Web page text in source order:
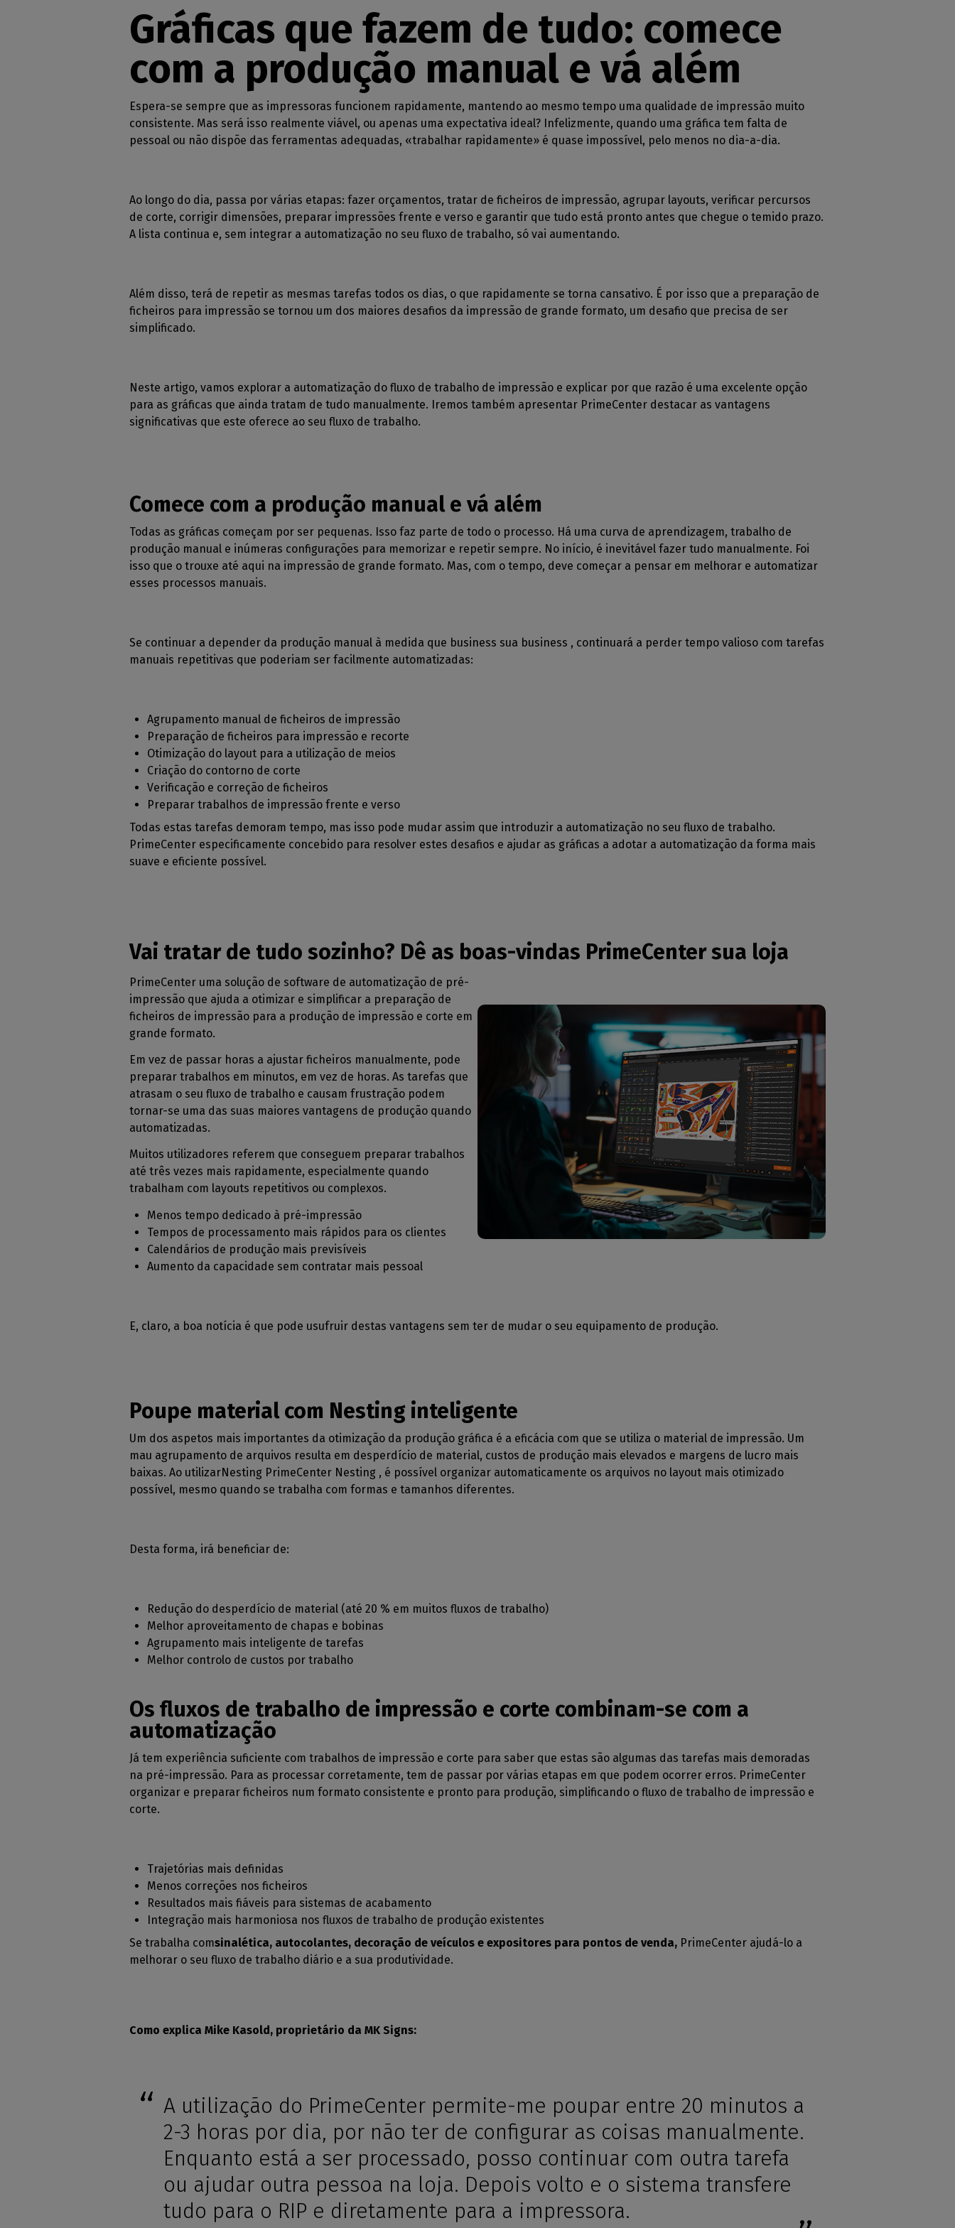
Módulos CalderaRIP
Conheça os módulos
CalderaRIP e as suas
poderosas vantagens
API REST do
CalderaConnect
A sua solução de API REST
RIP software para impressão
de DTF
Caldera Diretamente
DTG
GESTÃO DE SOFTWARE
CalderaDock
Gerir todas as suas soluções
Caldera
DELL computadores
Estações RIP pré-instaladas
para uma configuração fácil
cor
desporto
Decoração de casa
Decoração interior impressa
Impressão industrial
Gerir a sua produção
industrial
Poupança de tinta
Reduzir o consumo de tinta
Corte
Gerir fluxos de trabalho de
Automatização
Simplifique a sua produção
suportados
Verifique a compatibilidade
das suas impressoras e
máquinas de corte
Receba as nossas notícias
diretamente na sua caixa de
Gráficas que fazem de tudo: comece
com a produção manual e vá além
Espera-se sempre que as impressoras funcionem rapidamente, mantendo ao mesmo tempo uma qualidade de impressão muito
consistente. Mas será isso realmente viável, ou apenas uma expectativa ideal? Infelizmente, quando uma gráfica tem falta de
pessoal ou não dispõe das ferramentas adequadas, «trabalhar rapidamente» é quase impossível, pelo menos no dia-a-dia.
Ao longo do dia, passa por várias etapas: fazer orçamentos, tratar de ficheiros de impressão, agrupar layouts, verificar percursos
de corte, corrigir dimensões, preparar impressões frente e verso e garantir que tudo está pronto antes que chegue o temido prazo.
A lista continua e, sem integrar a automatização no seu fluxo de trabalho, só vai aumentando.
Além disso, terá de repetir as mesmas tarefas todos os dias, o que rapidamente se torna cansativo. É por isso que a preparação de
ficheiros para impressão se tornou um dos maiores desafios da impressão de grande formato, um desafio que precisa de ser
simplificado.
Neste artigo, vamos explorar a automatização do fluxo de trabalho de impressão e explicar por que razão é uma excelente opção
para as gráficas que ainda tratam de tudo manualmente. Iremos também apresentar PrimeCenter destacar as vantagens
significativas que este oferece ao seu fluxo de trabalho.
Comece com a produção manual e vá além
Todas as gráficas começam por ser pequenas. Isso faz parte de todo o processo. Há uma curva de aprendizagem, trabalho de
produção manual e inúmeras configurações para memorizar e repetir sempre. No início, é inevitável fazer tudo manualmente. Foi
isso que o trouxe até aqui na impressão de grande formato. Mas, com o tempo, deve começar a pensar em melhorar e automatizar
esses processos manuais.
Se continuar a depender da produção manual à medida que business sua business , continuará a perder tempo valioso com tarefas
manuais repetitivas que poderiam ser facilmente automatizadas:
Agrupamento manual de ficheiros de impressão
Preparação de ficheiros para impressão e recorte
Otimização do layout para a utilização de meios
Criação do contorno de corte
Verificação e correção de ficheiros
Preparar trabalhos de impressão frente e verso
Todas estas tarefas demoram tempo, mas isso pode mudar assim que introduzir a automatização no seu fluxo de trabalho.
PrimeCenter especificamente concebido para resolver estes desafios e ajudar as gráficas a adotar a automatização da forma mais
suave e eficiente possível.
Vai tratar de tudo sozinho? Dê as boas-vindas PrimeCenter sua loja
PrimeCenter uma solução de software de automatização de pré-
impressão que ajuda a otimizar e simplificar a preparação de
ficheiros de impressão para a produção de impressão e corte em
grande formato.
Em vez de passar horas a ajustar ficheiros manualmente, pode
preparar trabalhos em minutos, em vez de horas. As tarefas que
atrasam o seu fluxo de trabalho e causam frustração podem
tornar-se uma das suas maiores vantagens de produção quando
automatizadas.
Muitos utilizadores referem que conseguem preparar trabalhos
até três vezes mais rapidamente, especialmente quando
trabalham com layouts repetitivos ou complexos.
Menos tempo dedicado à pré-impressão
Tempos de processamento mais rápidos para os clientes
Calendários de produção mais previsíveis
Aumento da capacidade sem contratar mais pessoal
E, claro, a boa notícia é que pode usufruir destas vantagens sem ter de mudar o seu equipamento de produção.
Poupe material com Nesting inteligente
Um dos aspetos mais importantes da otimização da produção gráfica é a eficácia com que se utiliza o material de impressão. Um
mau agrupamento de arquivos resulta em desperdício de material, custos de produção mais elevados e margens de lucro mais
baixas. Ao utilizarNesting PrimeCenter Nesting , é possível organizar automaticamente os arquivos no layout mais otimizado
possível, mesmo quando se trabalha com formas e tamanhos diferentes.
Desta forma, irá beneficiar de:
Redução do desperdício de material (até 20 % em muitos fluxos de trabalho)
Melhor aproveitamento de chapas e bobinas
Agrupamento mais inteligente de tarefas
Melhor controlo de custos por trabalho
Os fluxos de trabalho de impressão e corte combinam-se com a
automatização
Já tem experiência suficiente com trabalhos de impressão e corte para saber que estas são algumas das tarefas mais demoradas
na pré-impressão. Para as processar corretamente, tem de passar por várias etapas em que podem ocorrer erros. PrimeCenter
organizar e preparar ficheiros num formato consistente e pronto para produção, simplificando o fluxo de trabalho de impressão e
corte.
Trajetórias mais definidas
Menos correções nos ficheiros
Resultados mais fiáveis para sistemas de acabamento
Integração mais harmoniosa nos fluxos de trabalho de produção existentes
Se trabalha comsinalética, autocolantes, decoração de veículos e expositores para pontos de venda, PrimeCenter ajudá-lo a
melhorar o seu fluxo de trabalho diário e a sua produtividade.
Como explica Mike Kasold, proprietário da MK Signs:
A utilização do PrimeCenter permite-me poupar entre 20 minutos a
2-3 horas por dia, por não ter de configurar as coisas manualmente.
Enquanto está a ser processado, posso continuar com outra tarefa
ou ajudar outra pessoa na loja. Depois volto e o sistema transfere
tudo para o RIP e diretamente para a impressora.